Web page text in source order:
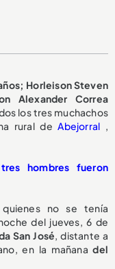
Horleison Steven
Alexander Correa
los tres muchachos
rural de Abejorral
hombres fueron
no se tenía
del jueves, 6 de
San José , distante a
en la mañana del